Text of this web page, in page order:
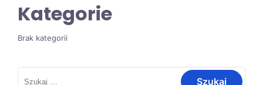
Kategorie
Brak kategorii
Szukaj: